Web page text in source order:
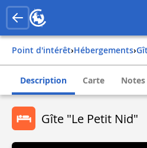
Point d'intérêt› Hébergements›
Description Carte
Gîte "Le Petit Nid"